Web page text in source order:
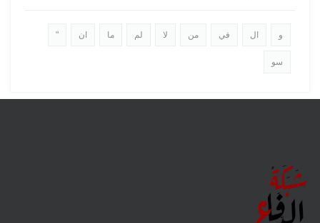
و ال في من لا لم ما ان "
سو